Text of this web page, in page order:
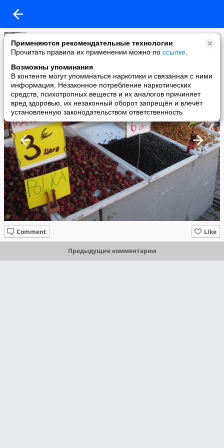
Применяются рекомендательные технологии
Прочитать правила их применении можно по ссылке
Возможны упоминания
В контенте могут упоминаться наркотики и связанная с ними
информация. Незаконное потребление наркотических
средств, психотропных веществ и их аналогов причиняет
вред здоровью, их незаконный оборот запрещён и влечёт
установленную законодательством ответственность
lesyona
added a photo
07 Jul в 00:11
Like
Comment
Предыдущие комментарии